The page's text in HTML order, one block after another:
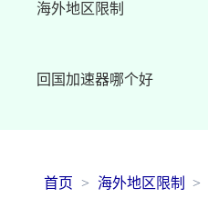
海外地区限制
回国加速器哪个好
首页 海外地区限制